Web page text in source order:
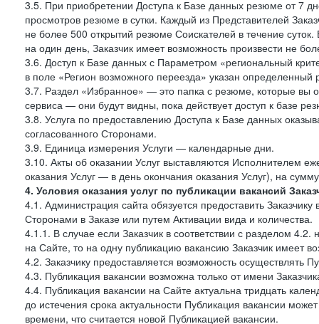
3.5. При приобретении Доступа к Базе данных резюме от 7
просмотров резюме в сутки. Каждый из Представителей
не более 500 открытий резюме Соискателей в течение
на один день, Заказчик имеет возможность произвести не
3.6. Доступ к Базе данных с Параметром «региональный
в поле «Регион возможного переезда» указан определенный
3.7. Раздел «Избранное» — это папка с резюме, которые вы
сервиса — они будут видны, пока действует доступ к базе
3.8. Услуга по предоставлению Доступа к Базе данных
согласованного Сторонами.
3.9. Единица измерения Услуги — календарные дни.
3.10. Акты об оказании Услуг выставляются Исполнителем
оказания Услуг — в день окончания оказания Услуг), на
4. Условия оказания услуг по публикации вакансий
4.1. Администрация сайта обязуется предоставить
Сторонами в Заказе или путем Активации вида и количества.
4.1.1. В случае если Заказчик в соответствии с разделом
на Сайте, то на одну публикацию вакансию Заказчик имеет
4.2. Заказчику предоставляется возможность осуществлять
4.3. Публикация вакансии возможна только от имени
4.4. Публикация вакансии на Сайте актуальна тридцать
до истечения срока актуальности Публикация вакансии
времени, что считается новой Публикацией вакансии.